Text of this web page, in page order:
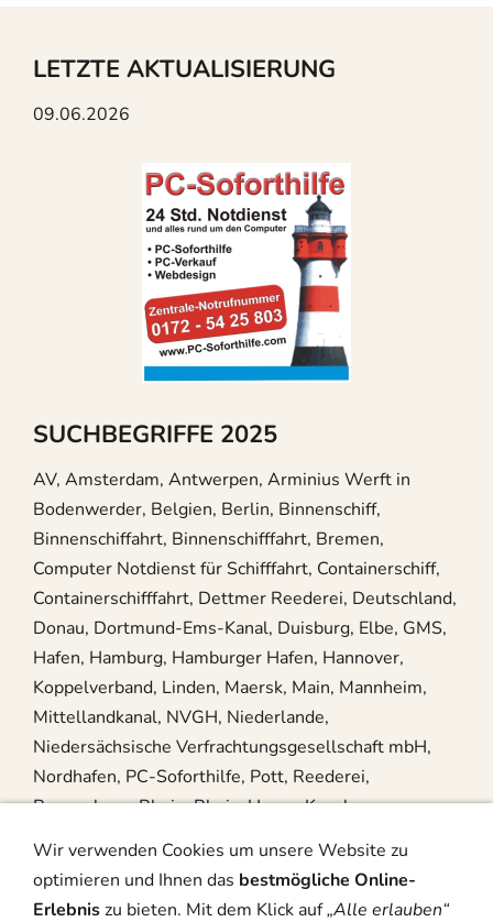
LETZTE AKTUALISIERUNG
09.06.2026
SUCHBEGRIFFE 2025
AV, Amsterdam, Antwerpen, Arminius Werft in
Bodenwerder, Belgien, Berlin, Binnenschiff,
Binnenschiffahrt, Binnenschifffahrt, Bremen,
Computer Notdienst für Schifffahrt, Containerschiff,
Containerschifffahrt, Dettmer Reederei, Deutschland,
Donau, Dortmund-Ems-Kanal, Duisburg, Elbe, GMS,
Hafen, Hamburg, Hamburger Hafen, Hannover,
Koppelverband, Linden, Maersk, Main, Mannheim,
Mittellandkanal, NVGH, Niederlande,
Niedersächsische Verfrachtungsgesellschaft mbH,
Nordhafen, PC-Soforthilfe, Pott, Reederei,
Regensburg, Rhein, Rhein-Herne-Kanal,
Steuerhaus, Wasserschutzpolizei, Weser,
Wir verwenden Cookies um unsere Website zu
optimieren und Ihnen das bestmögliche Online-
Erlebniszu bieten. Mit dem Klick auf„Alle erlauben“